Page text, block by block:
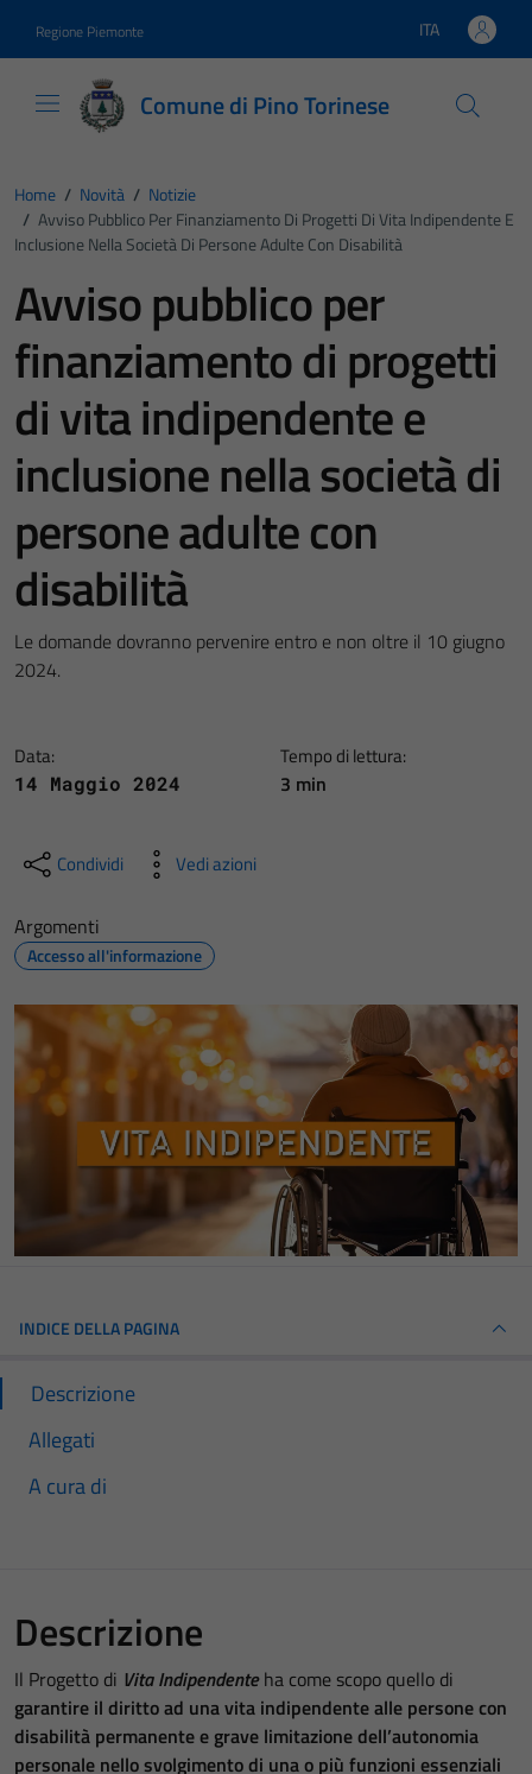
Regione Piemonte Lingua attiva:
ITA
Comune di Pino Torinese
Home / Novità / Notizie
/ Avviso Pubblico Per Finanziamento Di Progetti Di Vita Indipendente E
Inclusione Nella Società Di Persone Adulte Con Disabilità
Avviso pubblico per
finanziamento di progetti
di vita indipendente e
inclusione nella società di
persone adulte con
disabilità
Le domande dovranno pervenire entro e non oltre il 10 giugno
2024.
Data:
14 Maggio 2024
Tempo di lettura:
3 min
Condividi Vedi azioni
Argomenti
Accesso all'informazione
INDICE DELLA PAGINA
Descrizione
Allegati
A cura di
Descrizione
Il Progetto di Vita Indipendenteha come scopo quello di
garantire il diritto ad una vita indipendente alle persone con
disabilità permanente e grave limitazione dell’autonomia
personale nello svolgimento di una o più funzioni essenziali